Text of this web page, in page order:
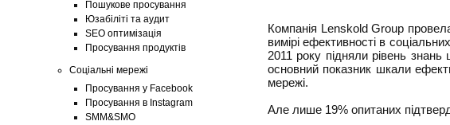
Пошукове просування
Юзабіліті та аудит
SEO оптимізація
Просування продуктів
Соціальні мережі
Просування у Facebook
Просування в Instagram
SMM&SMO
Компанія Lenskold Group
вимірі ефективності в
2011 року підняли рівень
основний показник шкали
мережі.
Але лише 19% опитаних